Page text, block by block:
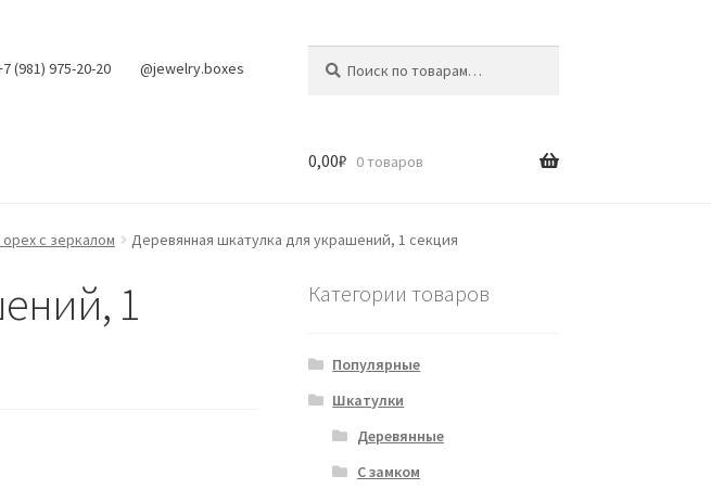
(981) 975-20-20 @jewelry.boxes
0,00₽ 0 товаров
с зеркалом Деревянная шкатулка для украшений, 1 секция
1
Категории товаров
Популярные
Шкатулки
Деревянные
С замком